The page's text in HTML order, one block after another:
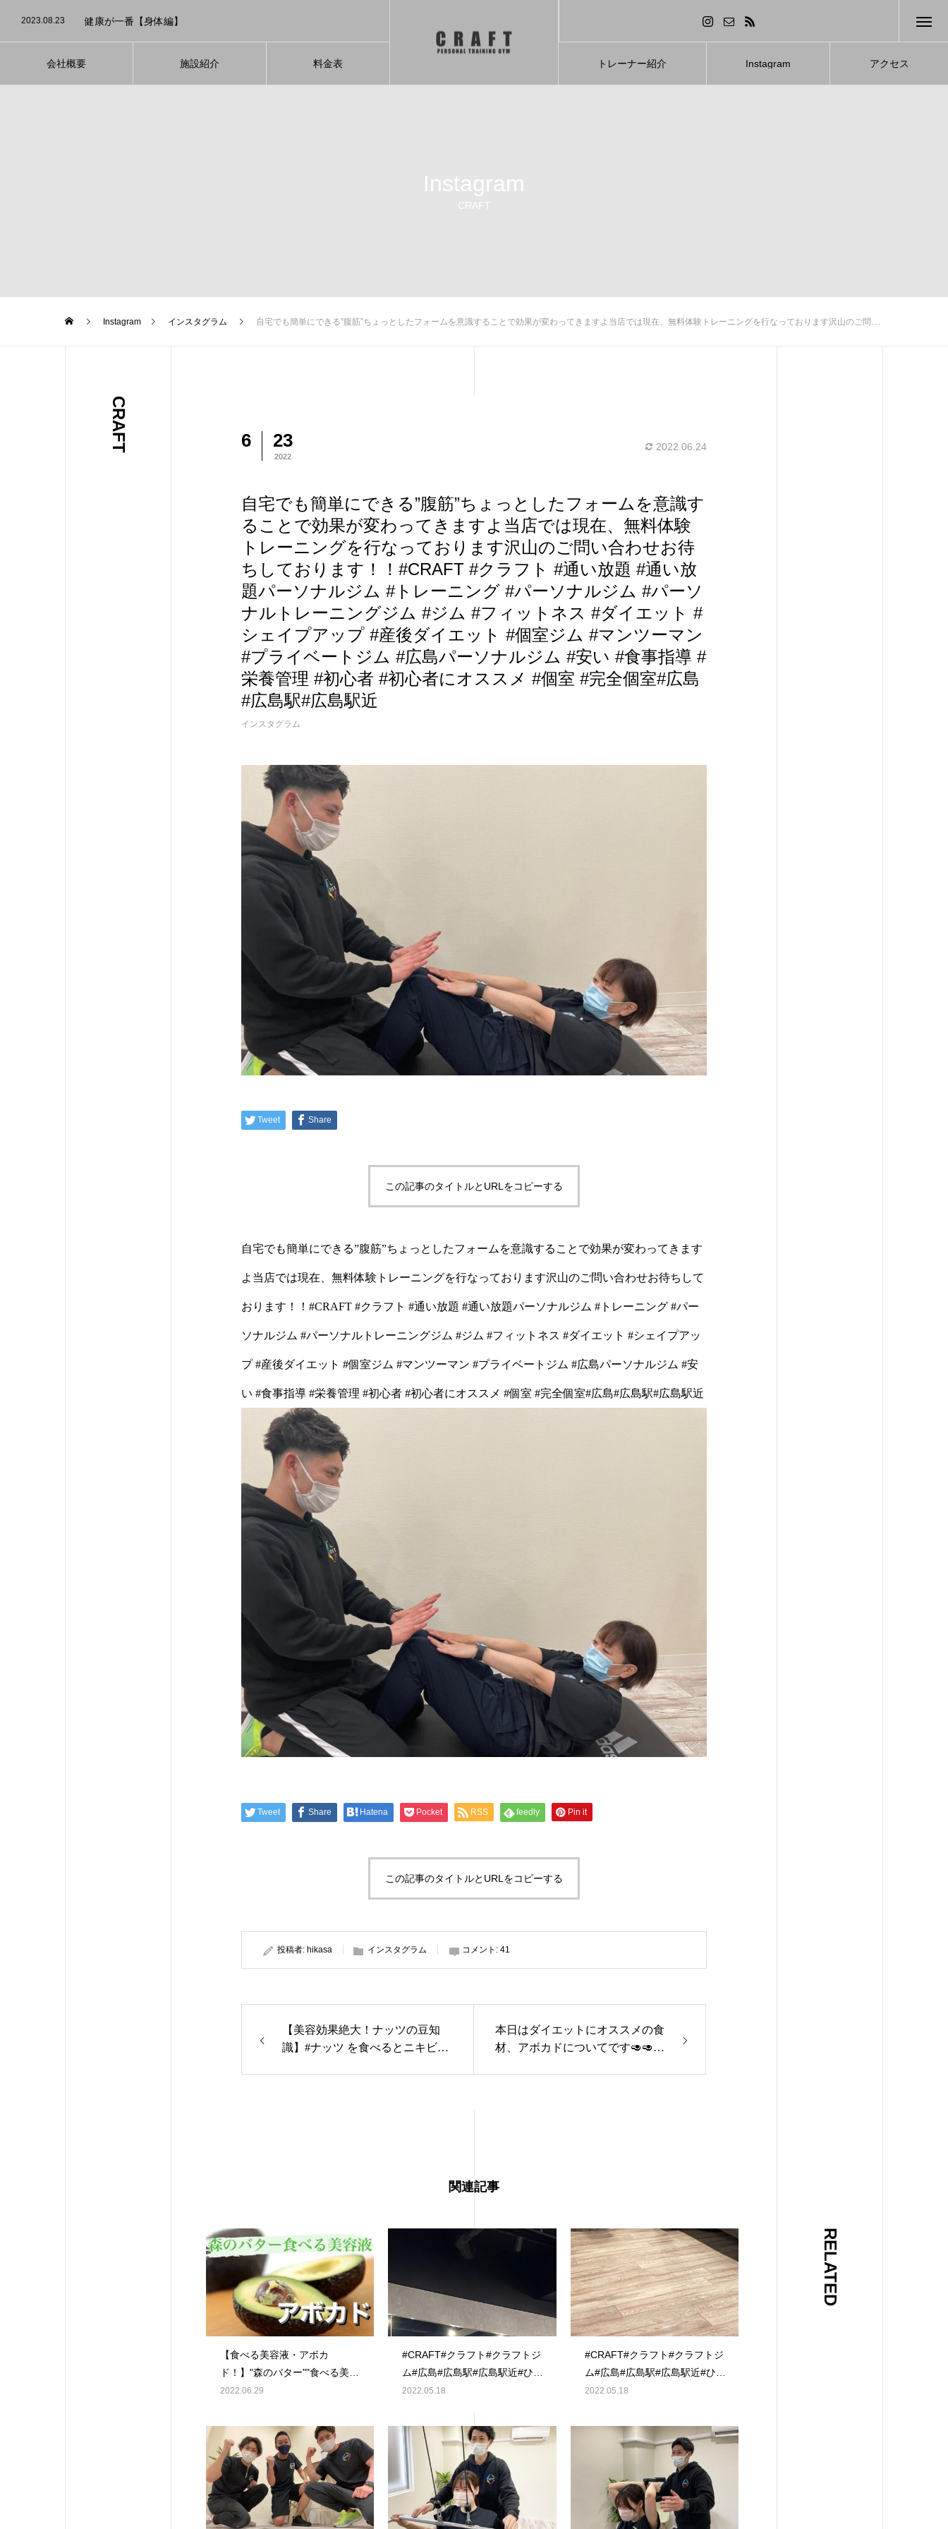
会社概要 施設紹介 料金表 トレーナー紹介 Instagram アクセス
2023.08.16 40代男性のビフォーアフターをご紹介
2023.08.4 適切な睡眠を心がけて【ダイエット】
2023.08.23 健康が一番【身体編】
Instagram
CRAFT
Instagram インスタグラム 自宅でも簡単にできる”腹筋”ちょっとしたフォームを意識することで効果が変わってきますよ当店では現在、無料体験トレーニングを行なっております沢山のご問い合わせお待ちしております！！#CRAFT #クラフト #通い放題 #通い放題パーソナルジム #トレーニング #パーソナルジム #パーソナルトレーニングジム #ジム #フィットネス #ダイエット #シェイプアップ #産後ダイエット #個室ジム #マンツーマン #プライベートジム #広島パーソナルジム #安い #食事指導 #栄養管理 #初心者 #初心者にオススメ #個室 #完全個室#広島#広島駅#広島駅近
CRAFT 6 23
2022
2022.06.24
自宅でも簡単にできる”腹筋”ちょっとしたフォームを意識す
ることで効果が変わってきますよ当店では現在、無料体験
トレーニングを行なっております沢山のご問い合わせお待
ちしております！！#CRAFT #クラフト #通い放題 #通い放
題パーソナルジム #トレーニング #パーソナルジム #パーソ
ナルトレーニングジム #ジム #フィットネス #ダイエット #
シェイプアップ #産後ダイエット #個室ジム #マンツーマン
#プライベートジム #広島パーソナルジム #安い #食事指導 #
栄養管理 #初心者 #初心者にオススメ #個室 #完全個室#広島
#広島駅#広島駅近
インスタグラム
Tweet Share
この記事のタイトルとURLをコピーする
自宅でも簡単にできる”腹筋”ちょっとしたフォームを意識することで効果が変わってきます
よ当店では現在、無料体験トレーニングを行なっております沢山のご問い合わせお待ちして
おります！！#CRAFT #クラフト #通い放題 #通い放題パーソナルジム #トレーニング #パー
ソナルジム #パーソナルトレーニングジム #ジム #フィットネス #ダイエット #シェイプアッ
プ #産後ダイエット #個室ジム #マンツーマン #プライベートジム #広島パーソナルジム #安
い #食事指導 #栄養管理 #初心者 #初心者にオススメ #個室 #完全個室#広島#広島駅#広島駅近
Tweet Share Hatena Pocket RSS feedly Pin it
この記事のタイトルとURLをコピーする
投稿者: hikasa インスタグラム コメント: 41
【美容効果絶大！ナッツの豆知
識】#ナッツ を食べるとニキビが
室ジム #マンツーマン #プライベ
ートジム #広島パーソナルジム #
安い #食事指導 #栄養管理 #初心
者 #初心者にオススメ #個室 #完
全個室#広島#広島駅#広島駅近
本日はダイエットにオススメの食
材、アボカドについてです🥑🥑
ジム#マンツーマン#完全個室#プ
ィメイク#くびれ#足痩せ#腹筋#桃
尻#未経験#初心者
RELATED
関連記事
【食べる美容液・アボカ
ド！】"森のバター""食べる美容
液"とも呼ばれているアボカド
果が沢山あります気になる続き
は投稿をスライド#CRAFT #ク
ラフト #通い放題 #通い放題パ
ーソナルジム #トレーニング #
パーソナルジム #パーソナルト
レーニングジム #ジム #フィッ
2022.06.29
#CRAFT#クラフト#クラフトジ
ム#広島#広島駅#広島駅近#ひろ
しま#ヒロシマ#広島ジム#ジム
ジム#マンツーマン#完全個室#
プロテイン#低糖質#ダイエット
#diet#筋トレ#トレーニング#ボ
ディメイク#くびれ#足痩せ#腹
筋#フォロー返し
#like4likes#like4follow#followme
2022.05.18
#CRAFT#クラフト#クラフトジ
ム#広島#広島駅#広島駅近#ひろ
しま#ヒロシマ#広島ジム#ジム
ジム#マンツーマン#完全個室#
プロテイン#低糖質#ダイエット
#diet#筋トレ#トレーニング#ボ
ディメイク#くびれ#足痩せ#腹
筋#フォロー返し
#like4likes#like4follow#followme
2022.05.18